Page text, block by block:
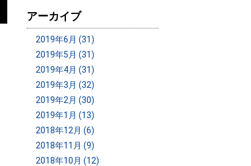
アーカイブ
2019年6月 (31)
2019年5月 (31)
2019年4月 (31)
2019年3月 (32)
2019年2月 (30)
2019年1月 (13)
2018年12月 (6)
2018年11月 (9)
2018年10月 (12)